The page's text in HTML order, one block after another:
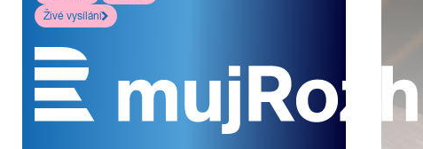
Živé vysílání